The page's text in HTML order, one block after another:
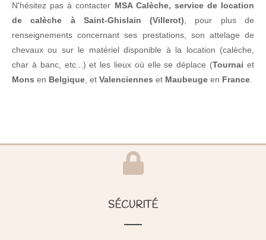
N'hésitez pas à contacter MSA Calèche, service de location
de calèche à Saint-Ghislain (Villerot), pour plus de
renseignements concernant ses prestations, son attelage de
chevaux ou sur le matériel disponible à la location (calèche,
char à banc, etc...) et les lieux où elle se déplace (Tournai et
Mons en Belgique, et Valenciennes et Maubeuge en France.
SÉCURITÉ